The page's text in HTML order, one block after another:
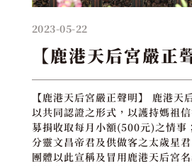
2023-05-22
【鹿港天后宮嚴正
【鹿港天后宮嚴正聲明】 鹿港天
以共同認證之形式，以護持媽祖
募捐收取每月小額(500元)之情事
分靈文昌帝君及供做客之太歲星
團體以此宣稱及冒用鹿港天后宮